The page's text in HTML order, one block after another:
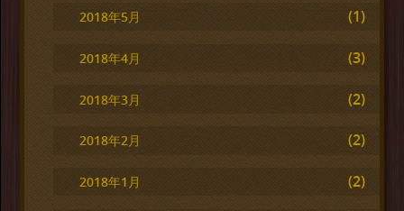
2018年5月 (1)
2018年4月 (3)
2018年3月 (2)
2018年2月 (2)
2018年1月 (2)